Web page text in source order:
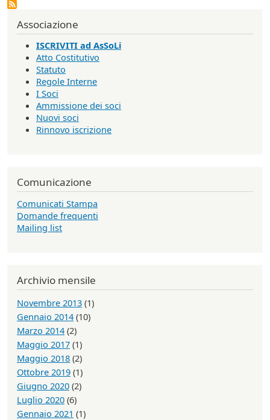
Associazione
ISCRIVITI ad AsSoLi
Atto Costitutivo
Statuto
Regole Interne
I Soci
Ammissione dei soci
Nuovi soci
Rinnovo iscrizione
Comunicazione
Comunicati Stampa
Domande frequenti
Mailing list
Archivio mensile
Novembre 2013 (1)
Gennaio 2014 (10)
Marzo 2014 (2)
Maggio 2017 (1)
Maggio 2018 (2)
Ottobre 2019 (1)
Giugno 2020 (2)
Luglio 2020 (6)
Gennaio 2021 (1)